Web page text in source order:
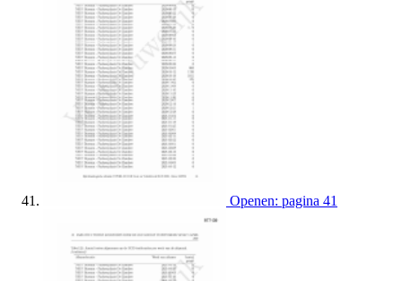
Openen: pagina 41